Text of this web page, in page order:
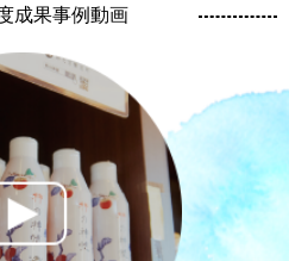
成果事例動画